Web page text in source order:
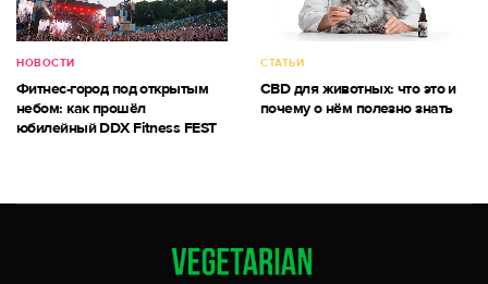
НОВОСТИ
Фитнес-город под открытым
небом: как прошёл
юбилейный DDX Fitness FEST
СТАТЬИ
CBD для животных: что это и
почему о нём полезно знать